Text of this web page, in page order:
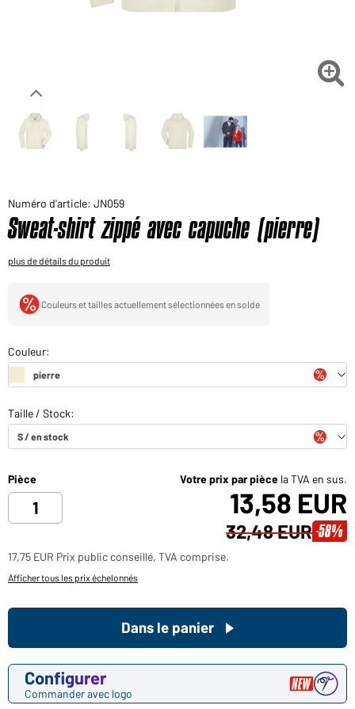
Voudriez-vous acheter des produits pour votre besoin

Numéro d'article: JN059
Sweat-shirt zippé avec capuche (pierre)
plus de détails du produit
Couleurs et tailles actuellement sélectionnées en solde
Pièce Votre prix par pièce la TVA en sus.
13,58 EUR
32,48 EUR -58%
17,75 EUR Prix public conseillé, TVA comprise.
Afficher tous les prix échelonnés
Configurer
Commander avec logo
Dans le panier